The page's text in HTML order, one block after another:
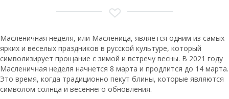
Масленичная неделя, или Масленица, является одним из самых
ярких и веселых праздников в русской культуре, который
символизирует прощание с зимой и встречу весны. В 2021 году
Масленичная неделя начнется 8 марта и продлится до 14 марта.
Это время, когда традиционно пекут блины, которые являются
символом солнца и весеннего обновления.